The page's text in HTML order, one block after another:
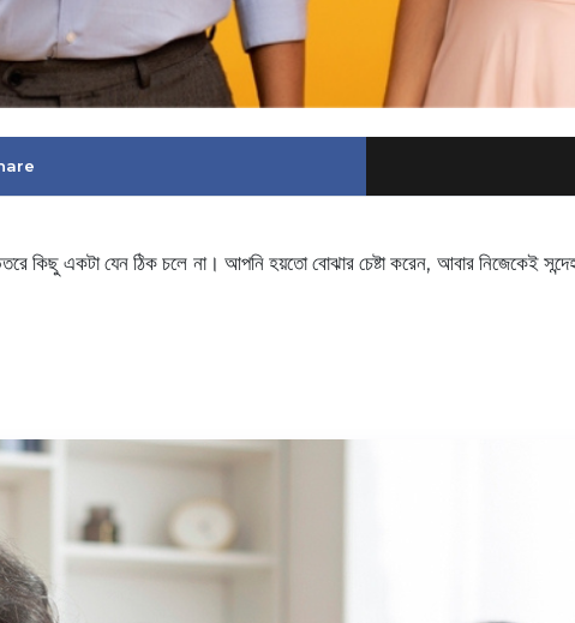
কিছু একটা যেন ঠিক চলে না। আপনি হয়তো বোঝার চেষ্টা করেন, আবার নিজেকেই